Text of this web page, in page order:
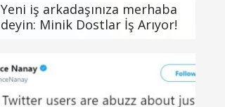
Yeni iş arkadaşınıza merhaba
deyin: Minik Dostlar İş Arıyor!